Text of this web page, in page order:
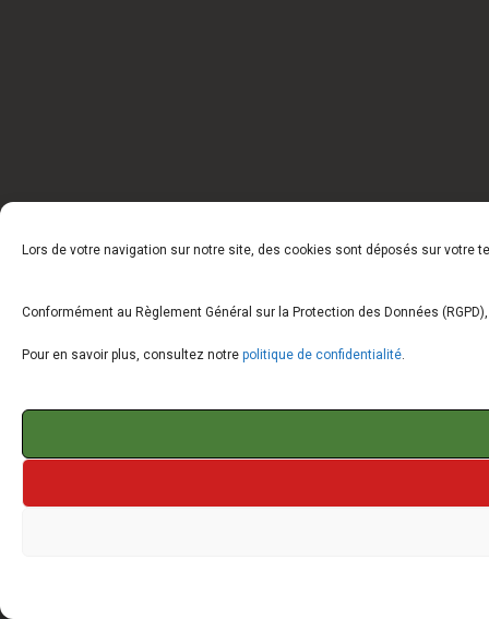
Lors de votre navigation sur notre site, des cookies sont déposés sur votre
Conformément au Règlement Général sur la Protection des Données
Pour en savoir plus, consultez notre politique de confidentialité.